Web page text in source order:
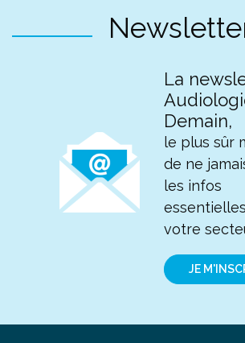
La
Demain,
le plus sûr
de ne
les infos
votre
JE